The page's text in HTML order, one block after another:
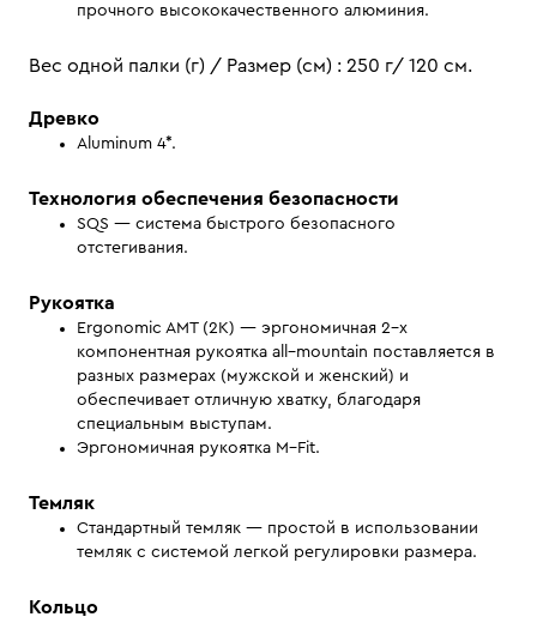
прочного высококачественного алюминия.
Вес одной палки (г) / Размер (см) : 250 г/ 120 см.
Древко
Aluminum 4*.
Технология обеспечения безопасности
SQS — система быстрого безопасного
отстегивания.
Рукоятка
Ergonomic AMT (2K) — эргономичная 2–х
компонентная рукоятка all–mountain поставляется в
разных размерах (мужской и женский) и
обеспечивает отличную хватку, благодаря
специальным выступам.
Эргономичная рукоятка M–Fit.
Темляк
Стандартный темляк — простой в использовании
темляк с системой легкой регулировки размера.
Кольцо